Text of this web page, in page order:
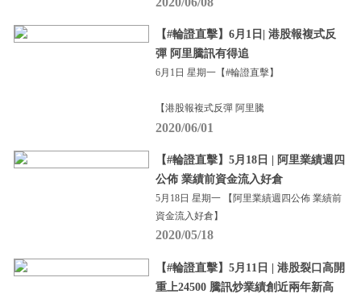
【#輪證直擊】6月1日| 港股報複式反
彈 阿里騰訊有得追
6月1日 星期一【#輪證直擊】
【港股報複式反彈 阿里騰
2020/06/01
【#輪證直擊】5月18日 | 阿里業績週四
公佈 業績前資金流入好倉
5月18日 星期一 【阿里業績週四公佈 業績前
資金流入好倉】
2020/05/18
【#輪證直擊】5月11日 | 港股裂口高開
重上24500 騰訊炒業績創近兩年新高